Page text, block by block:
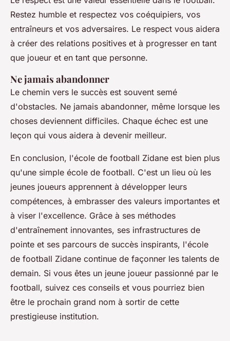
Restez humble et respectez vos coéquipiers, vos
entraîneurs et vos adversaires. Le respect vous aidera
à créer des relations positives et à progresser en tant
que joueur et en tant que personne.
Ne jamais abandonner
Le chemin vers le succès est souvent semé
d'obstacles. Ne jamais abandonner, même lorsque les
choses deviennent difficiles. Chaque échec est une
leçon qui vous aidera à devenir meilleur.
En conclusion, l'école de football Zidane est bien plus
qu'une simple école de football. C'est un lieu où les
jeunes joueurs apprennent à développer leurs
compétences, à embrasser des valeurs importantes et
à viser l'excellence. Grâce à ses méthodes
d'entraînement innovantes, ses infrastructures de
pointe et ses parcours de succès inspirants, l'école
de football Zidane continue de façonner les talents de
demain. Si vous êtes un jeune joueur passionné par le
football, suivez ces conseils et vous pourriez bien
être le prochain grand nom à sortir de cette
prestigieuse institution.